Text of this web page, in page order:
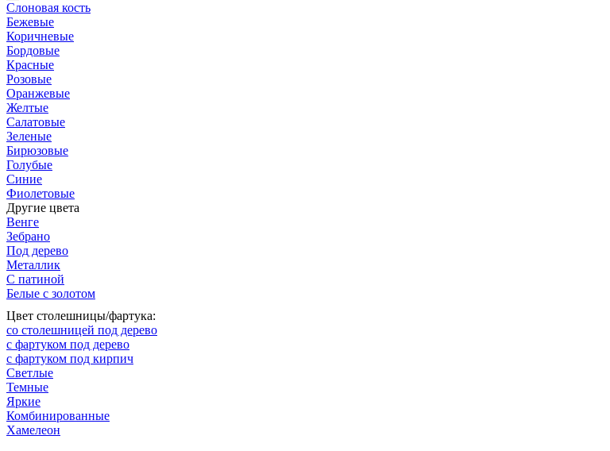
Слоновая кость
Бежевые
Коричневые
Бордовые
Красные
Розовые
Оранжевые
Желтые
Салатовые
Зеленые
Бирюзовые
Голубые
Синие
Фиолетовые
Другие цвета
Венге
Зебрано
Под дерево
Металлик
С патиной
Белые с золотом
Цвет столешницы/фартука:
со столешницей под дерево
с фартуком под дерево
с фартуком под кирпич
Светлые
Темные
Яркие
Комбинированные
Хамелеон